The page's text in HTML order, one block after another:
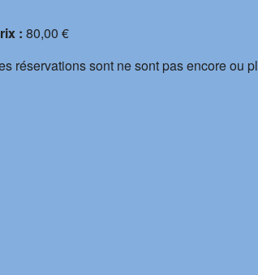
: 80,00 €
réservations sont ne sont pas encore ou